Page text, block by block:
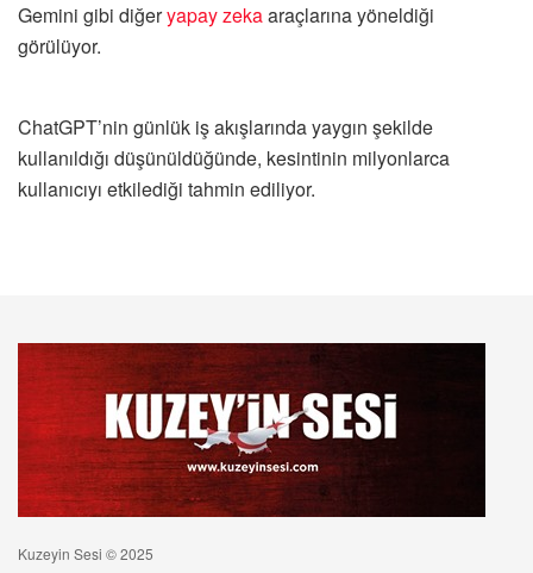
Gemini gibi diğeryapay zekaaraçlarına yöneldiği
görülüyor.
ChatGPT’nin günlük iş akışlarında yaygın şekilde
kullanıldığı düşünüldüğünde, kesintinin milyonlarca
kullanıcıyı etkilediği tahmin ediliyor.
Kuzeyin Sesi © 2025